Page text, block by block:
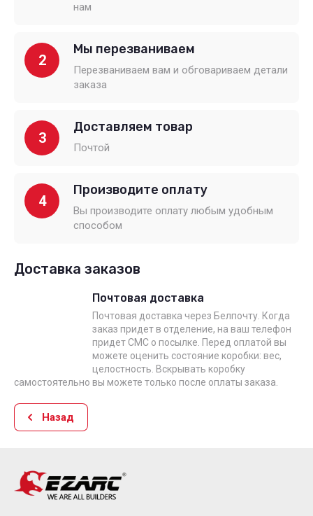
нам
2
Мы перезваниваем
Перезваниваем вам и обговариваем детали
заказа
3
Доставляем товар
Почтой
4
Производите оплату
Вы производите оплату любым удобным
способом
Доставка заказов
Почтовая доставка
Почтовая доставка через Белпочту. Когда
заказ придет в отделение, на ваш телефон
придет СМС о посылке. Перед оплатой вы
можете оценить состояние коробки: вес,
целостность. Вскрывать коробку
самостоятельно вы можете только после оплаты заказа.
Назад